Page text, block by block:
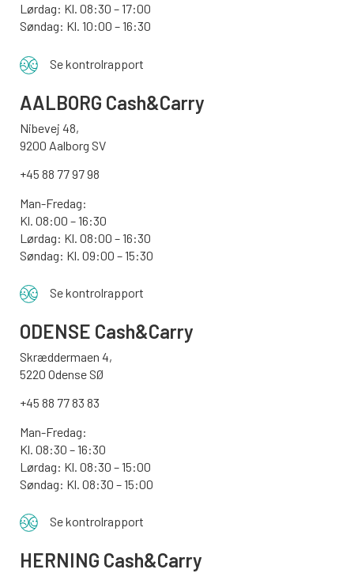
Lørdag: Kl. 08:30 – 17:00
Søndag: Kl. 10:00 – 16:30
Se kontrolrapport
AALBORG Cash&Carry
Nibevej 48,
9200 Aalborg SV
+45 88 77 97 98
Man-Fredag:
Kl. 08:00 – 16:30
Lørdag: Kl. 08:00 – 16:30
Søndag: Kl. 09:00 – 15:30
Se kontrolrapport
ODENSE Cash&Carry
Skræddermaen 4,
5220 Odense SØ
+45 88 77 83 83
Man-Fredag:
Kl. 08:30 – 16:30
Lørdag: Kl. 08:30 – 15:00
Søndag: Kl. 08:30 – 15:00
Se kontrolrapport
HERNING Cash&Carry